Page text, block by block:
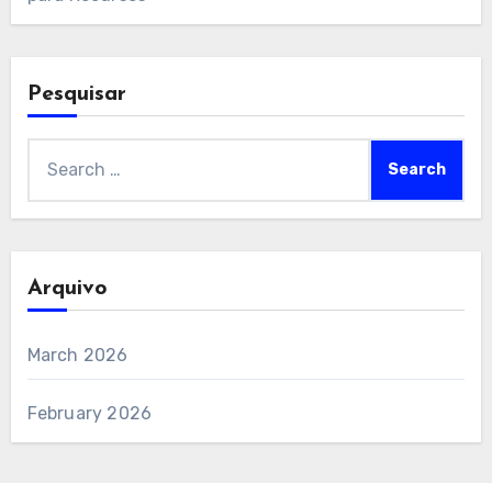
Pesquisar
for:
Arquivo
March 2026
February 2026